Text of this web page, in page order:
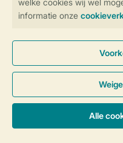
Controle
Algemene Voorwaarden